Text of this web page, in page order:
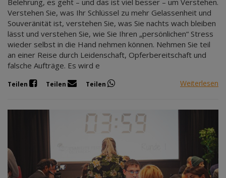
Verstehen Sie, was Ihr Schlüssel zu mehr Gelassenheit und
Souveränität ist, verstehen Sie, was Sie nachts wach bleiben
lässt und verstehen Sie, wie Sie Ihren „persönlichen“ Stress
wieder selbst in die Hand nehmen können. Nehmen Sie teil
an einer Reise durch Leidenschaft, Opferbereitschaft und
falsche Aufträge. Es wird e
Teilen Teilen Teilen Weiterlesen